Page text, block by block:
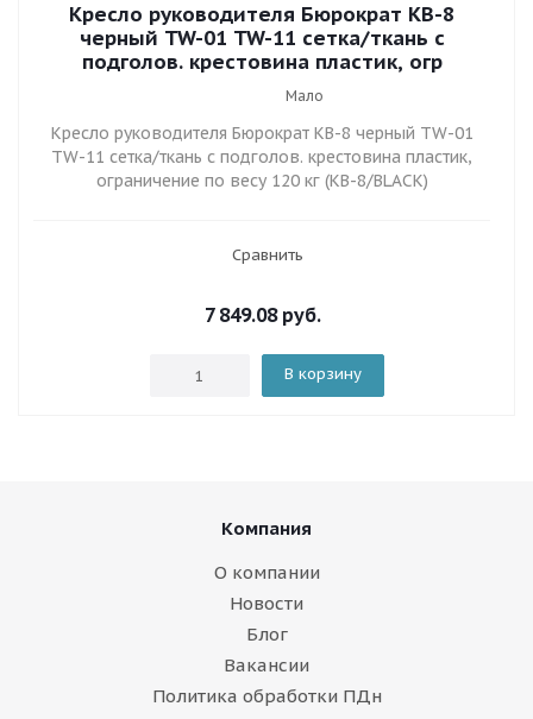
Кресло руководителя Бюрократ KB-8
черный TW-01 TW-11 сетка/ткань с
подголов. крестовина пластик, огр
Мало
Кресло руководителя Бюрократ KB-8 черный TW-01
TW-11 сетка/ткань с подголов. крестовина пластик,
ограничение по весу 120 кг (KB-8/BLACK)
Сравнить
7 849.08руб.
В корзину
Компания
О компании
Новости
Блог
Вакансии
Политика обработки ПДн